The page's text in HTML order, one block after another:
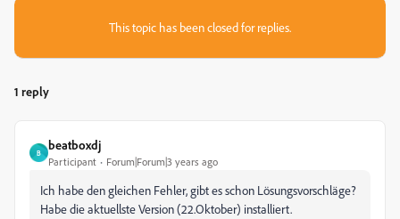
This topic has been closed for replies.
1 reply
B
beatboxdj
Participant Forum|Forum|3 years ago
Ich habe den gleichen Fehler, gibt es schon Lösungsvorschläge?
Habe die aktuellste Version (22.Oktober) installiert.